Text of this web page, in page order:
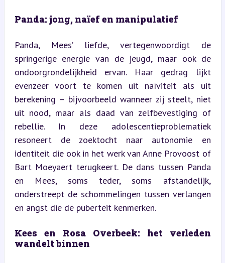
Panda: jong, naïef en manipulatief
Panda, Mees’ liefde, vertegenwoordigt de
springerige energie van de jeugd, maar ook de
ondoorgrondelijkheid ervan. Haar gedrag lijkt
evenzeer voort te komen uit naïviteit als uit
berekening – bijvoorbeeld wanneer zij steelt, niet
uit nood, maar als daad van zelfbevestiging of
rebellie. In deze adolescentieproblematiek
resoneert de zoektocht naar autonomie en
identiteit die ook in het werk van Anne Provoost of
Bart Moeyaert terugkeert. De dans tussen Panda
en Mees, soms teder, soms afstandelijk,
onderstreept de schommelingen tussen verlangen
en angst die de puberteit kenmerken.
Kees en Rosa Overbeek: het verleden
wandelt binnen